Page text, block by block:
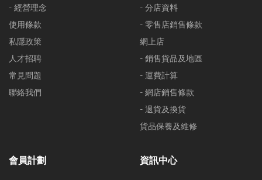
- 經營理念
使用條款
私隱政策
人才招聘
常見問題
聯絡我們
- 分店資料
- 零售店銷售條款
網上店
- 銷售貨品及地區
- 運費計算
- 網店銷售條款
- 退貨及換貨
貨品保養及維修
會員計劃 資訊中心